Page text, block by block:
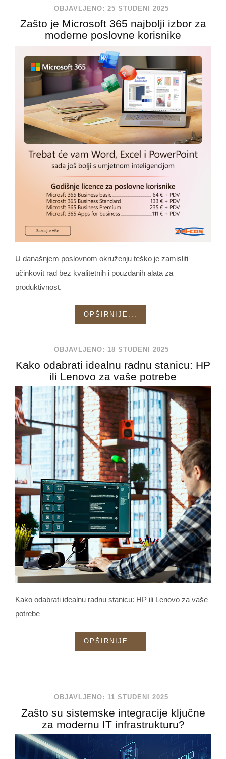
OBJAVLJENO: 25 STUDENI 2025
Zašto je Microsoft 365 najbolji izbor za
moderne poslovne korisnike
U današnjem poslovnom okruženju teško je zamisliti
učinkovit rad bez kvalitetnih i pouzdanih alata za
produktivnost.
OPŠIRNIJE...
OBJAVLJENO: 18 STUDENI 2025
Kako odabrati idealnu radnu stanicu: HP
ili Lenovo za vaše potrebe
Kako odabrati idealnu radnu stanicu: HP ili Lenovo za vaše
potrebe
OPŠIRNIJE...
OBJAVLJENO: 11 STUDENI 2025
Zašto su sistemske integracije ključne
za modernu IT infrastrukturu?